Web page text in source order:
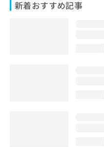
新着おすすめ記事
お